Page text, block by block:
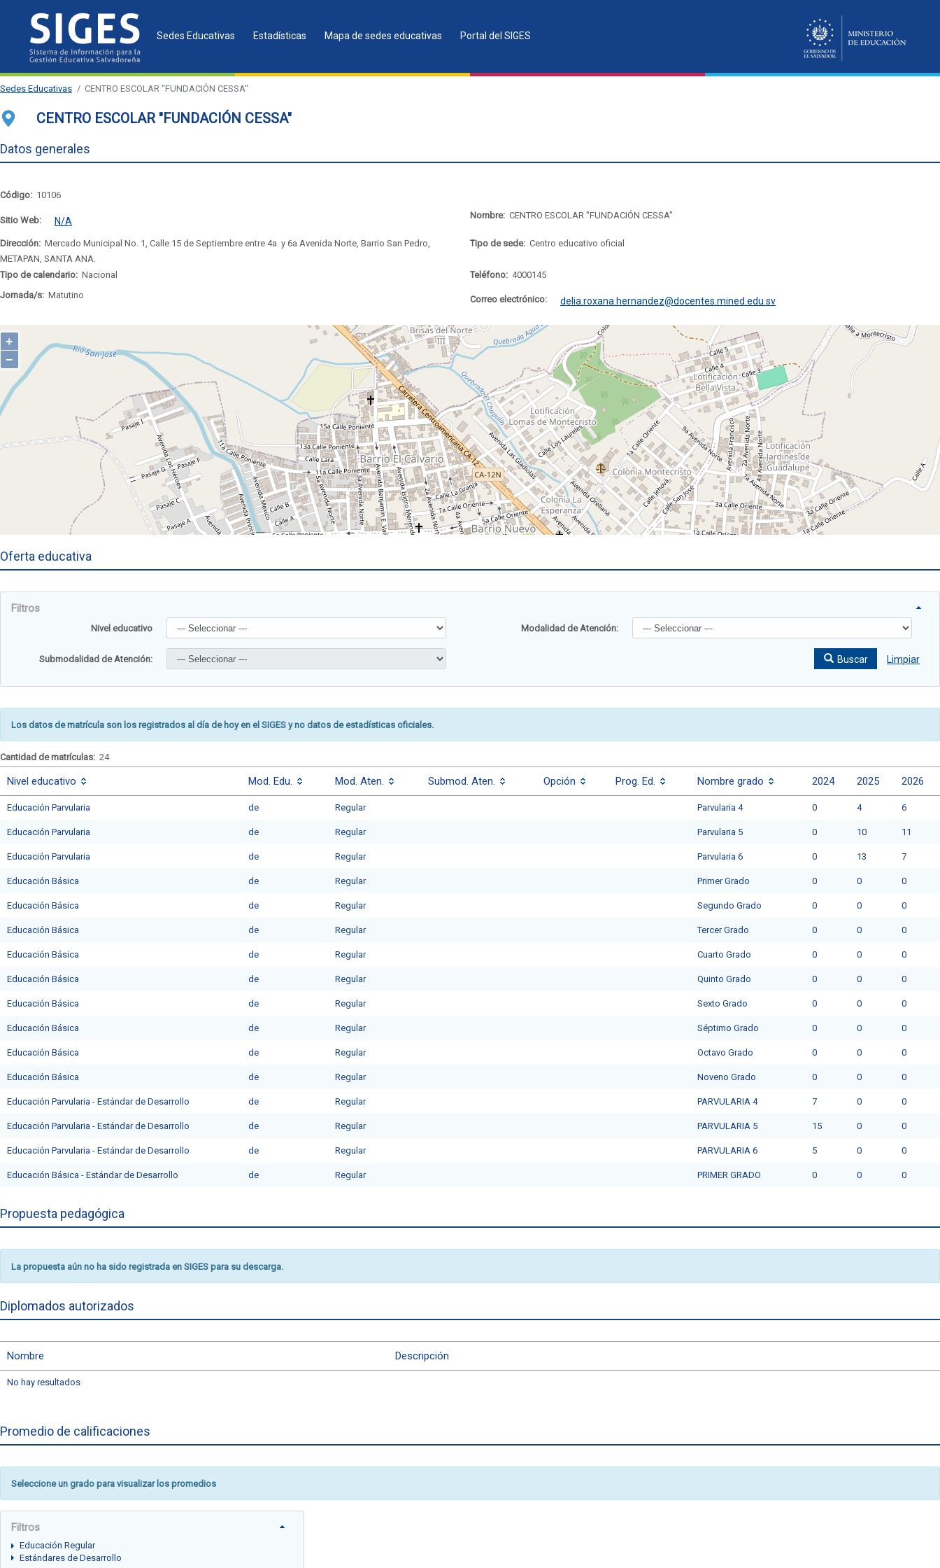
Sedes Educativas Estadísticas Mapa de sedes educativas Portal del SIGES
Sedes Educativas CENTRO ESCOLAR "FUNDACIÓN CESSA"
CENTRO ESCOLAR "FUNDACIÓN CESSA"
Datos generales
Código: 10106
Sitio Web: N/A
Nombre: CENTRO ESCOLAR "FUNDACIÓN CESSA"
Dirección: Mercado Municipal No. 1, Calle 15 de Septiembre entre 4a. y 6a Avenida Norte, Barrio San Pedro,
METAPAN, SANTA ANA.
Tipo de sede: Centro educativo oficial
Tipo de calendario: Nacional Teléfono: 4000145
Jornada/s: Matutino Correo electrónico: delia.roxana.hernandez@docentes.mined.edu.sv
Oferta educativa
Filtros
Nivel educativo Modalidad de Atención:
Submodalidad de Atención: Buscar Limpiar
Los datos de matrícula son los registrados al día de hoy en el SIGES y no datos de estadísticas oficiales.
Cantidad de matrículas: 24
Nivel educativo Mod. Edu. Mod. Aten. Submod. Aten. Opción Prog. Ed. Nombre grado 2024 2025 2026
Educación Parvularia de Regular Parvularia 4 0 4 6
Educación Parvularia de Regular Parvularia 5 0 10 11
Educación Parvularia de Regular Parvularia 6 0 13 7
Educación Básica de Regular Primer Grado 0 0 0
Educación Básica de Regular Segundo Grado 0 0 0
Educación Básica de Regular Tercer Grado 0 0 0
Educación Básica deㅤ Regular Cuarto Grado 0 0 0
Educación Básica deㅤ Regular Quinto Grado 0 0 0
Educación Básica deㅤ Regular Sexto Grado 0 0 0
Educación Básica de Regular Séptimo Grado 0 0 0
Educación Básica de Regular Octavo Grado 0 0 0
Educación Básica de Regular Noveno Grado 0 0 0
Educación Parvularia - Estándar de Desarrollo de Regular PARVULARIA 4 7 0 0
Educación Parvularia - Estándar de Desarrollo de Regular PARVULARIA 5 15 0 0
Educación Parvularia - Estándar de Desarrollo de Regular PARVULARIA 6 5 0 0
Educación Básica - Estándar de Desarrollo de Regular PRIMER GRADO 0 0 0
Propuesta pedagógica
La propuesta aún no ha sido registrada en SIGES para su descarga.
Diplomados autorizados
Nombre Descripción
No hay resultados
Promedio de calificaciones
Seleccione un grado para visualizar los promedios
Filtros
Educación Regular
Estándares de Desarrollo